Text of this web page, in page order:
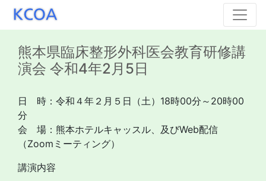
熊本県臨床整形外科医会教育研修講
演会 令和4年2月5日
日 時：令和４年２月５日（土）18時00分～20時00
分
会 場：熊本ホテルキャッスル、及びWeb配信
（Zoomミーティング）
講演内容